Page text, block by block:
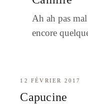
Ah ah pas
encore
12 FÉVRIER 2017
Capucine